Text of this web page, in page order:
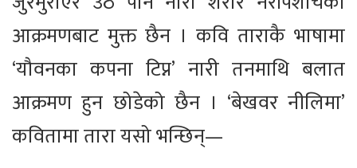
आक्रमणबाट मुक्त छैन । कवि ताराकै भाषामा
‘यौवनका कपना टिप्न’ नारी तनमाथि बलात
आक्रमण हुन छोडेको छैन । ‘बेखवर नीलिमा’
कवितामा तारा यसो भन्छिन्—